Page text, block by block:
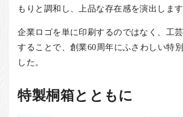
もりと調和し、上品な存在感を演出します
企業ロゴを単に印刷するのではなく、工
することで、創業60周年にふさわしい特
した。
特製桐箱とともに